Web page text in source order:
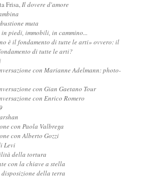
Frisa,Il dovere d'amore
muta
piedi, immobili, in cammino...
è il fondamento di tutte le arti» ovvero: il
di tutte le arti?
con Marianne Adelmann: photo-
con Gian Gaetano Tour
con Enrico Romero
con Paola Valbrega
con Alberto Gozzi
Levi
della tortura
con la chiave a stella
disposizione della terra